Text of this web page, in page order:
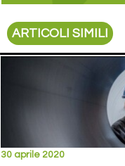
ARTICOLI SIMILI
30 aprile 2020